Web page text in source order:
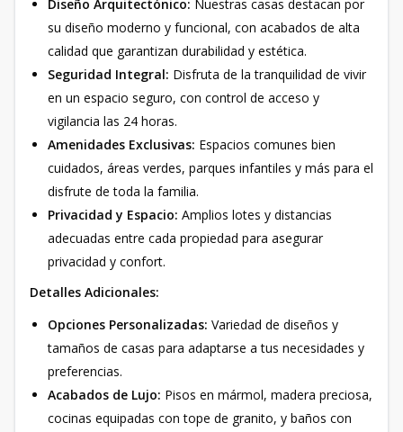
Diseño Arquitectónico: Nuestras casas destacan por
su diseño moderno y funcional, con acabados de alta
calidad que garantizan durabilidad y estética.
Seguridad Integral: Disfruta de la tranquilidad de vivir
en un espacio seguro, con control de acceso y
vigilancia las 24 horas.
Amenidades Exclusivas: Espacios comunes bien
cuidados, áreas verdes, parques infantiles y más para el
disfrute de toda la familia.
Privacidad y Espacio: Amplios lotes y distancias
adecuadas entre cada propiedad para asegurar
privacidad y confort.
Detalles Adicionales:
Opciones Personalizadas: Variedad de diseños y
tamaños de casas para adaptarse a tus necesidades y
preferencias.
Acabados de Lujo: Pisos en mármol, madera preciosa,
cocinas equipadas con tope de granito, y baños con